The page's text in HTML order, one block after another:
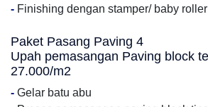
- Finishing dengan stamper/ baby roller
Paket Pasang Paving 4
Upah pemasangan Paving block
27.000/m2
- Gelar batu abu